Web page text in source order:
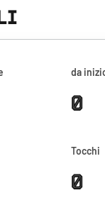
da
0
Tocchi
0